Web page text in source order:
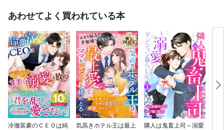
あわせてよく買われている本
冷徹富豪のＣＥＯは純
気高きホテル王は最上
隣人は鬼畜上司～溺愛
一